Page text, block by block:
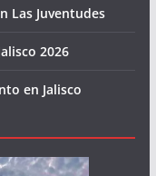
Las Juventudes
2026
en Jalisco